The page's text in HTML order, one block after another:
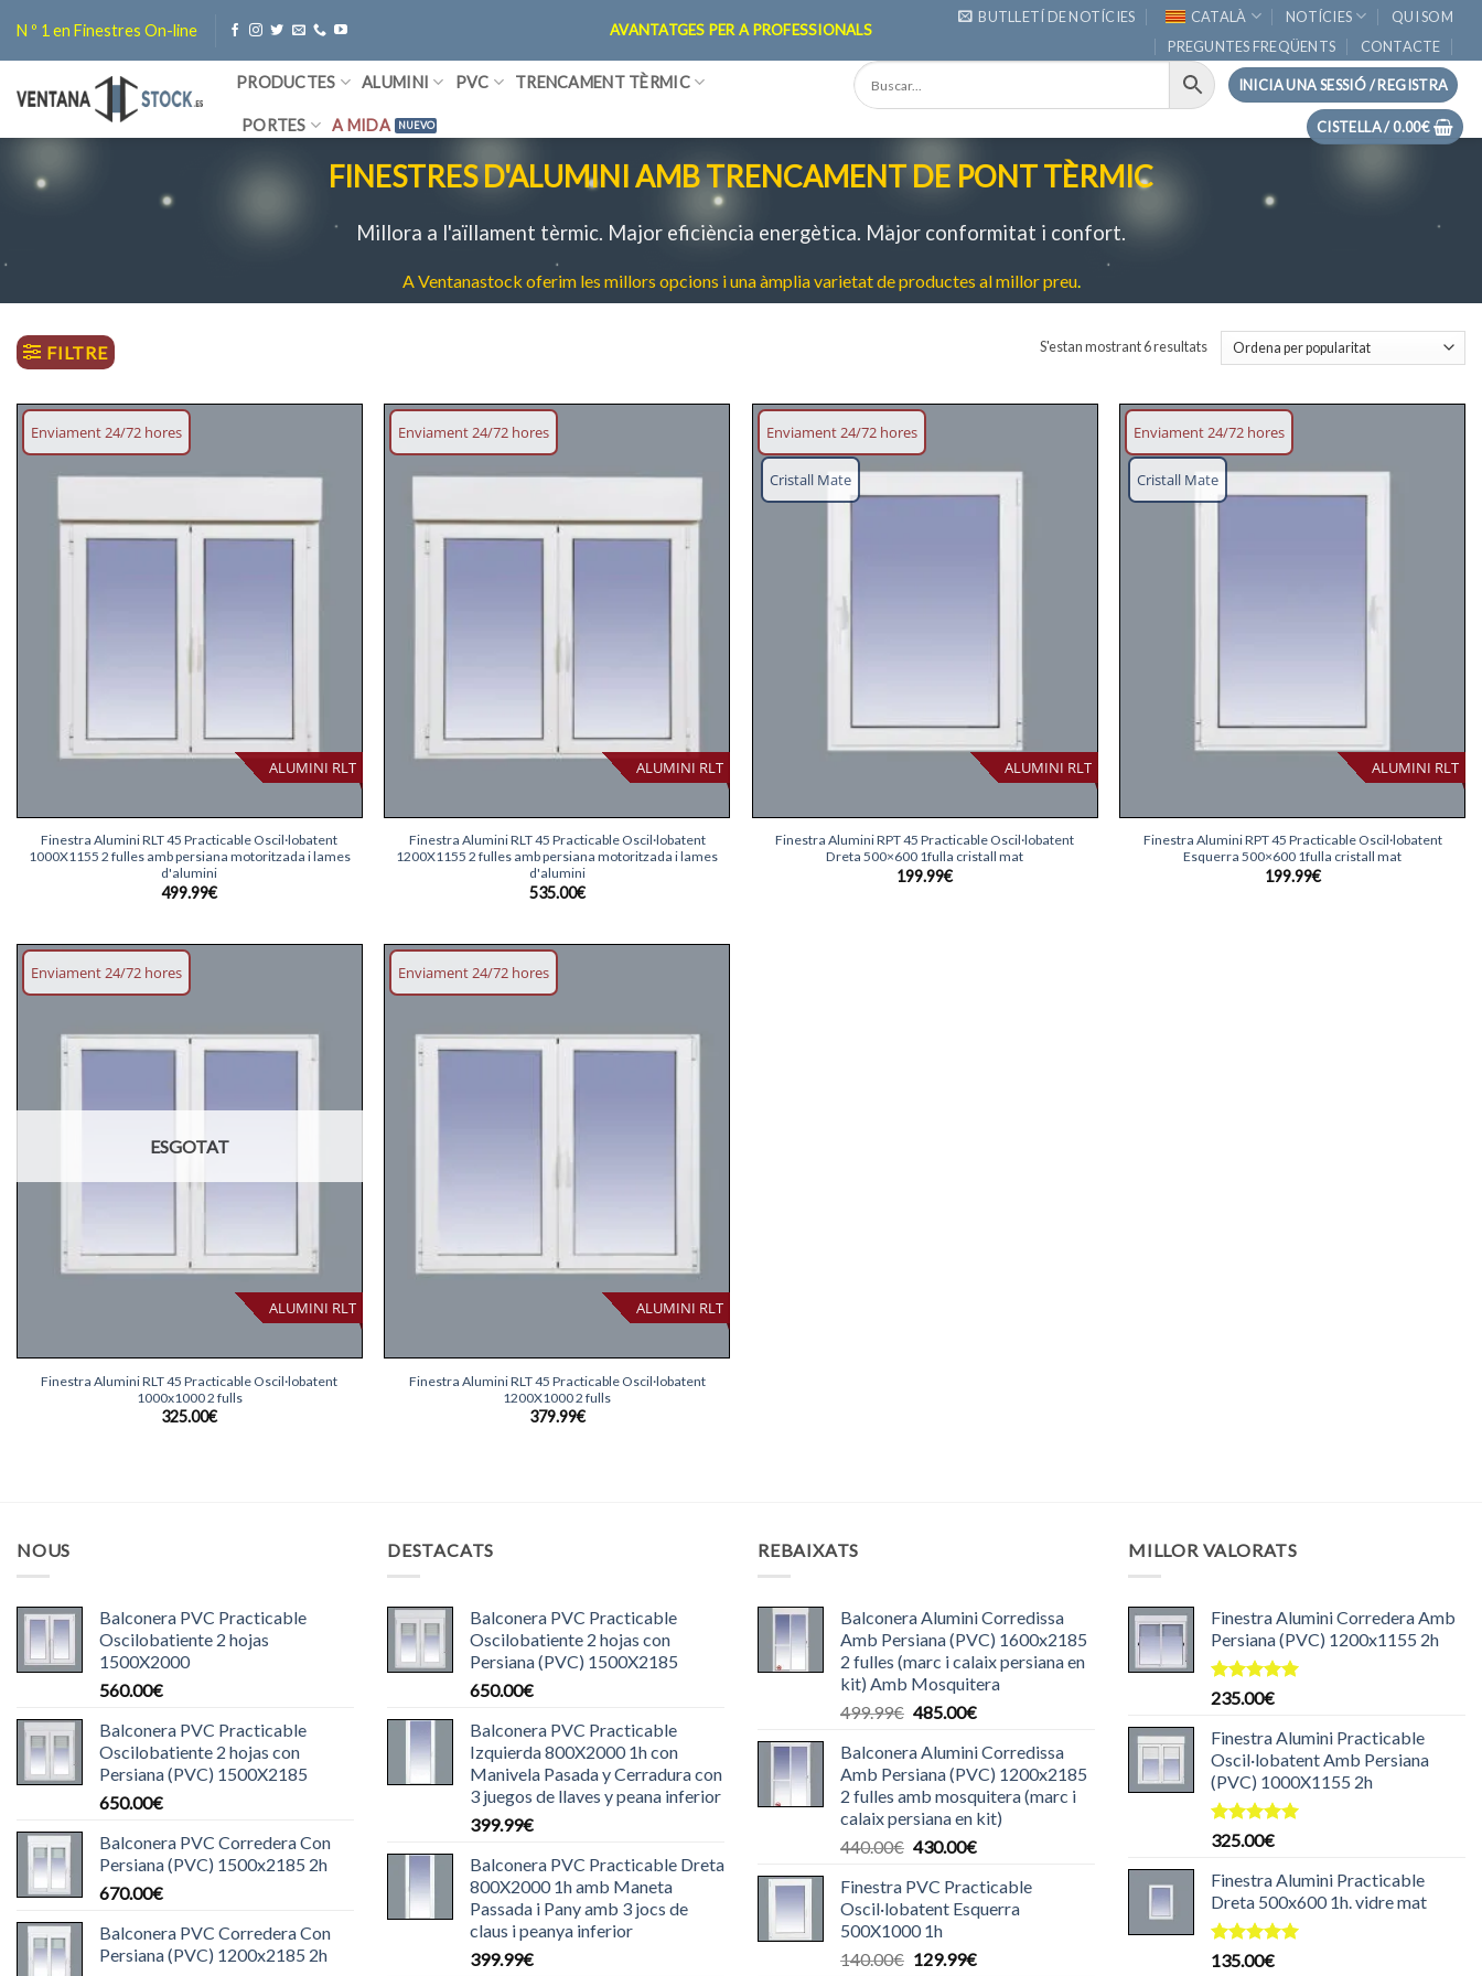
content
N º 1 en Finestres On-line AVANTATGES PER A PROFESSIONALS
BUTLLETÍ DE NOTÍCIES CATALÀ NOTÍCIES
QUI SOM
PREGUNTES FREQÜENTS
CONTACTE
PRODUCTES ALUMINI PVC TRENCAMENT TÈRMIC
PORTES A MIDA
INICIA UNA SESSIÓ / REGISTRA
CISTELLA /0.00€
FINESTRES D'ALUMINI AMB TRENCAMENT DE PONT TÈRMIC
Millora a l'aïllament tèrmic. Major eficiència energètica. Major conformitat i confort.
A Ventanastock oferim les millors opcions i una àmplia varietat de productes al millor preu.
FILTRE S'estan mostrant 6 resultatsOrdenat
per
Enviament 24/72 hores
ALUMINI RLT
llista
Finestra Alumini RLT 45 Practicable Oscil·lobatent
1000X1155 2 fulles amb persiana motoritzada i lames
d'alumini
499.99€
Enviament 24/72 hores
ALUMINI RLT
llista
Finestra Alumini RLT 45 Practicable Oscil·lobatent
1200X1155 2 fulles amb persiana motoritzada i lames
d'alumini
535.00€
Enviament 24/72 hores
ALUMINI RLT
Cristall Mate
Finestra Alumini RPT 45 Practicable Oscil·lobatent
Dreta 500×600 1fulla cristall mat
199.99€
Enviament 24/72 hores
ALUMINI RLT
Cristall Mate
Finestra Alumini RPT 45 Practicable Oscil·lobatent
Esquerra 500×600 1fulla cristall mat
199.99€
Enviament 24/72 hores
ALUMINI RLT
desitjos
ESGOTAT
Finestra Alumini RLT 45 Practicable Oscil·lobatent
1000x1000 2 fulls
325.00€
Enviament 24/72 hores
ALUMINI RLT
desitjos
Finestra Alumini RLT 45 Practicable Oscil·lobatent
1200X1000 2 fulls
379.99€
NOUS
Balconera PVC Practicable
Oscilobatiente 2 hojas
1500X2000
560.00€
Balconera PVC Practicable
Oscilobatiente 2 hojas con
Persiana (PVC) 1500X2185
650.00€
Balconera PVC Corredera Con
Persiana (PVC) 1500x2185 2h
670.00€
Balconera PVC Corredera Con
Persiana (PVC) 1200x2185 2h
DESTACATS
Balconera PVC Practicable
Oscilobatiente 2 hojas con
Persiana (PVC) 1500X2185
650.00€
Balconera PVC Practicable
Izquierda 800X2000 1h con
Manivela Pasada y Cerradura con
3 juegos de llaves y peana inferior
399.99€
Balconera PVC Practicable Dreta
800X2000 1h amb Maneta
Passada i Pany amb 3 jocs de
claus i peanya inferior
399.99€
REBAIXATS
Balconera Alumini Corredissa
Amb Persiana (PVC) 1600x2185
2 fulles (marc i calaix persiana en
kit) Amb Mosquitera
499.99€ El
original
era:
499.99€.
485.00€El
actual
és:
485.00€.
Balconera Alumini Corredissa
Amb Persiana (PVC) 1200x2185
2 fulles amb mosquitera (marc i
calaix persiana en kit)
440.00€ El
original
era:
440.00€.
430.00€El
actual
és:
Finestra PVC Practicable
Oscil·lobatent Esquerra
500X1000 1h
140.00€ El
129.99€El
MILLOR VALORATS
Finestra Alumini Corredera Amb
Persiana (PVC) 1200x1155 2h
Puntuat
de 5
235.00€
Finestra Alumini Practicable
Oscil·lobatent Amb Persiana
(PVC) 1000X1155 2h
Puntuat
de 5
325.00€
Finestra Alumini Practicable
Dreta 500x600 1h. vidre mat
Puntuat
135.00€